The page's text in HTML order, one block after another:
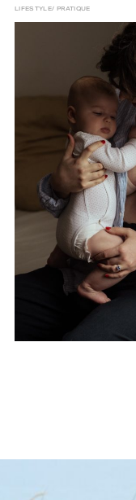
LIFESTYLE PRATIQUE